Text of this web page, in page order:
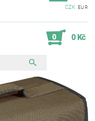
CZK EUR
0 0 Kč